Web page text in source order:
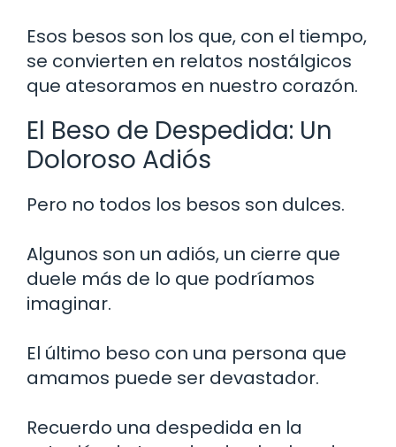
Esos besos son los que, con el tiempo,
se convierten en relatos nostálgicos
que atesoramos en nuestro corazón.
El Beso de Despedida: Un
Doloroso Adiós
Pero no todos los besos son dulces.
Algunos son un adiós, un cierre que
duele más de lo que podríamos
imaginar.
El último beso con una persona que
amamos puede ser devastador.
Recuerdo una despedida en la